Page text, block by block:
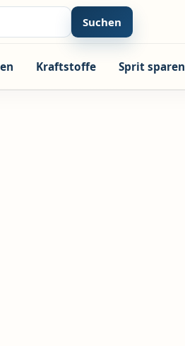
Suchen
Kraftstoffe Sprit sparen